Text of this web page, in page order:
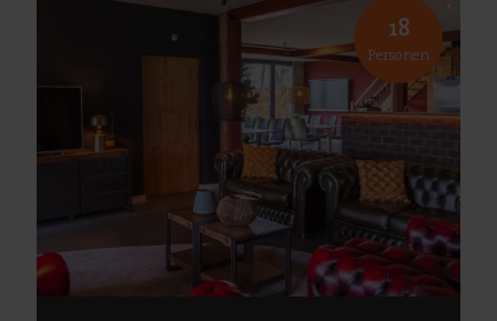
18
Personen